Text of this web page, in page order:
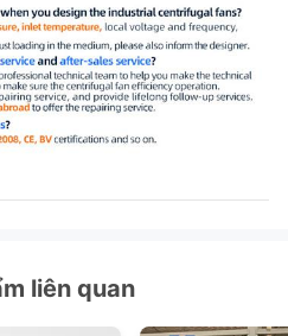
liên quan